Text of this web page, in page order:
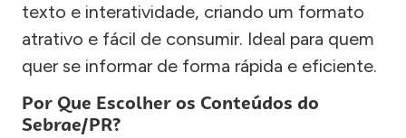
texto e interatividade, criando um formato
atrativo e fácil de consumir. Ideal para quem
quer se informar de forma rápida e eficiente.
Por Que Escolher os Conteúdos do
Sebrae/PR?